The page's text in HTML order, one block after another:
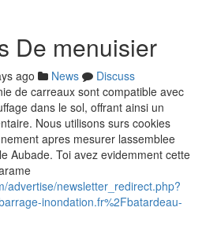
De menuisier
ago News
Discuss
de carreaux sont compatible avec
dans le sol, offrant ainsi un
Nous utilisons surs cookies
apres mesurer lassemblee
Aubade. Toi avez evidemment cette
advertise/newsletter_redirect.php?
inondation.fr%2Fbatardeau-